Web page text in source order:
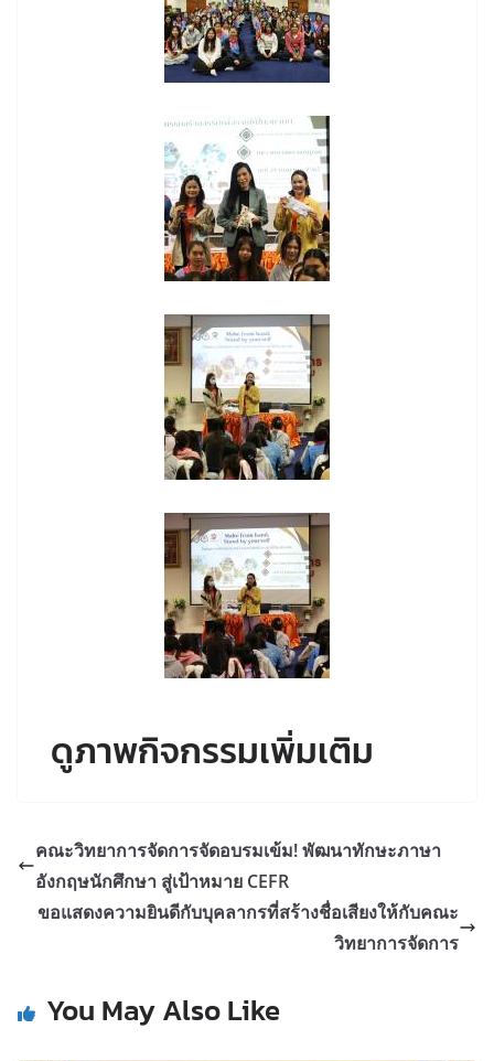
ดูภาพกิจกรรมเพิ่มเติม
คณะวิทยาการจัดการจัดอบรมเข้ม! พัฒนาทักษะภาษา
อังกฤษนักศึกษา สู่เป้าหมาย CEFR
ขอแสดงความยินดีกับบุคลากรที่สร้างชื่อเสียงให้กับคณะ
วิทยาการจัดการ
You May Also Like